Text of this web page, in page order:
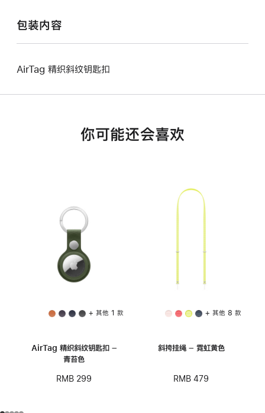
包装内容
AirTag 精织斜纹钥匙扣
你可能还会喜欢
+ 其他 1 款
AirTag 精织斜纹钥匙扣 –
青苔色
RMB 299
+ 其他 8 款
斜挎挂绳 – 霓虹黄色
RMB 479